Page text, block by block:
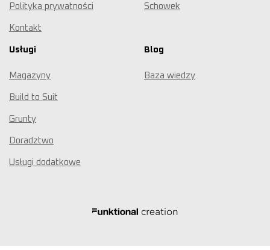
Polityka prywatności
Kontakt
Schowek
Usługi
Magazyny
Build to Suit
Grunty
Doradztwo
Usługi dodatkowe
Blog
Baza wiedzy